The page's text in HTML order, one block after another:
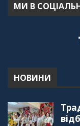
МИ В
НОВИНИ